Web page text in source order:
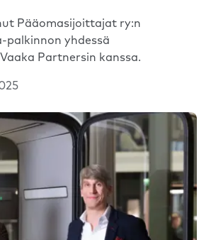
Pääomasijoittajat ry:n
palkinnon yhdessä
Partnersin kanssa.